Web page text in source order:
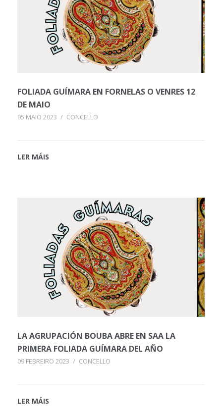
FOLIADA GUÍMARA EN FORNELAS O VENRES 12
DE MAIO
05 MAIO 2023 / CONCELLO
LER MÁIS
LA AGRUPACIÓN BOUBA ABRE EN SAA LA
PRIMERA FOLIADA GUÍMARA DEL AÑO
09 FEBREIRO 2023 / CONCELLO
LER MÁIS